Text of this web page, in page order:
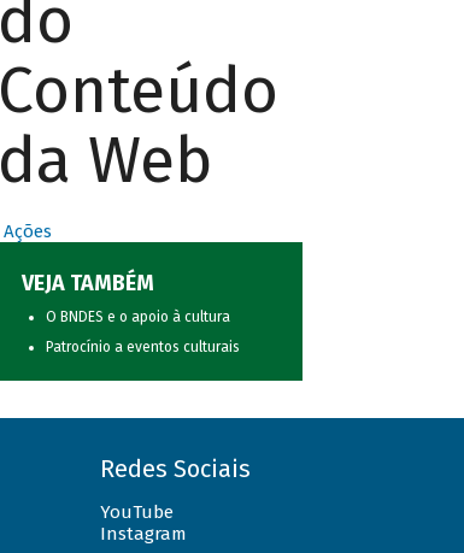
do
Conteúdo
da Web
Ações
VEJA TAMBÉM
O BNDES e o apoio à cultura
Patrocínio a eventos culturais
Redes Sociais
YouTube
Instagram